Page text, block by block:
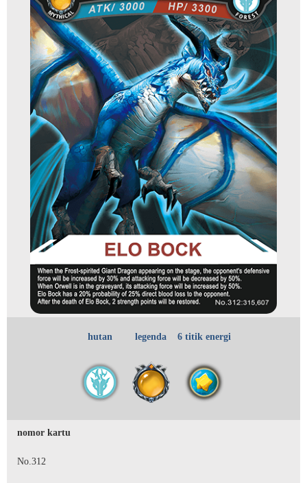
hutan legenda 6 titik energi
nomor kartu
No.312